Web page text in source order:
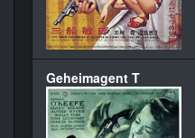
Geheimagent T